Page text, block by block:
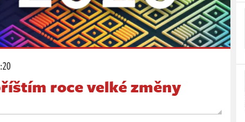
roce velké změny